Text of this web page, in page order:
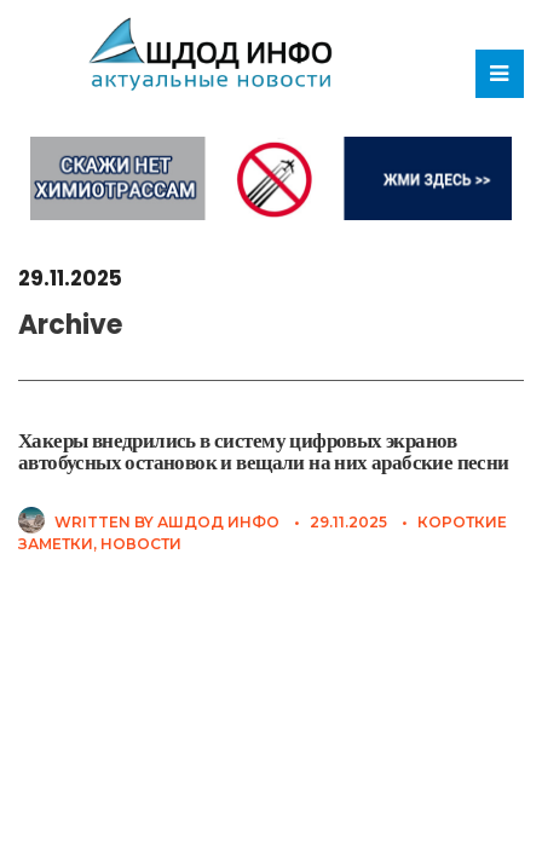
29.11.2025
Archive
Хакеры внедрились в систему цифровых экранов
автобусных остановок и вещали на них арабские песни
WRITTEN BY АШДОД ИНФО • 29.11.2025 •
КОРОТКИЕ
ЗАМЕТКИ, НОВОСТИ